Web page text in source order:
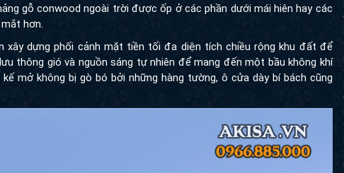
gỗ conwood ngoài trời được ốp ở các phần dưới mái hiên hay các
hơn.
dựng phối cảnh mặt tiền tối đa diện tích chiều rộng khu đất để
thông gió và nguồn sáng tự nhiên để mang đến một bầu không khí
mở không bị gò bó bởi những hàng tường, ô cửa dày bí bách cũng